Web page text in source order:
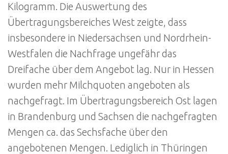
Kilogramm. Die Auswertung des
Übertragungsbereiches West zeigte, dass
insbesondere in Niedersachsen und Nordrhein-
Westfalen die Nachfrage ungefähr das
Dreifache über dem Angebot lag. Nur in Hessen
wurden mehr Milchquoten angeboten als
nachgefragt. Im Übertragungsbereich Ost lagen
in Brandenburg und Sachsen die nachgefragten
Mengen ca. das Sechsfache über den
angebotenen Mengen. Lediglich in Thüringen